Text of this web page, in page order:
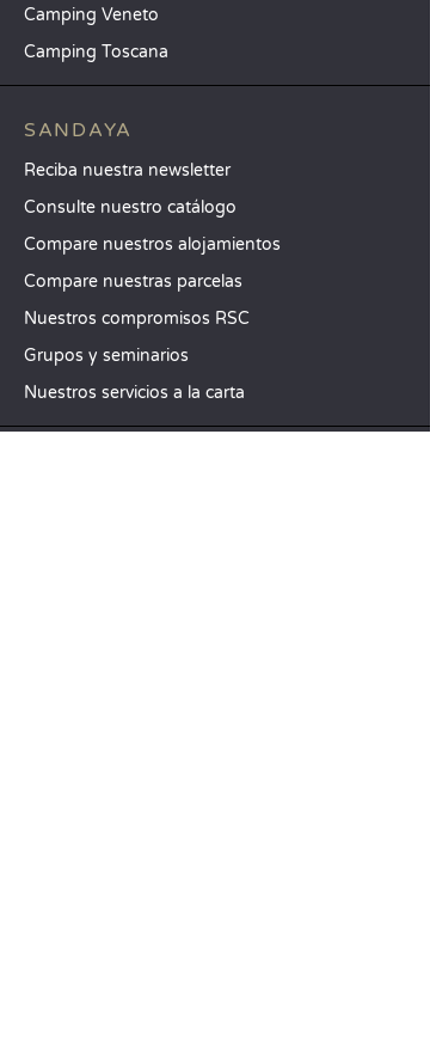
Camping Veneto
Camping Toscana
SANDAYA
Reciba nuestra newsletter
Consulte nuestro catálogo
Compare nuestros alojamientos
Compare nuestras parcelas
Nuestros compromisos RSC
Grupos y seminarios
Nuestros servicios a la carta